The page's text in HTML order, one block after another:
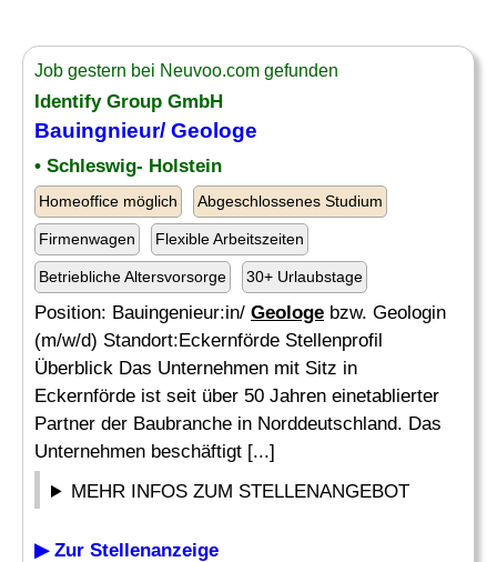
Job gestern bei Neuvoo.com gefunden
Identify Group GmbH
Bauingnieur/ Geologe
• Schleswig- Holstein
Homeoffice möglich Abgeschlossenes Studium
Firmenwagen Flexible Arbeitszeiten
Betriebliche Altersvorsorge 30+ Urlaubstage
Position: Bauingenieur:in/ Geologe bzw. Geologin
(m/w/d) Standort:Eckernförde Stellenprofil
Überblick Das Unternehmen mit Sitz in
Eckernförde ist seit über 50 Jahren einetablierter
Partner der Baubranche in Norddeutschland. Das
Unternehmen beschäftigt [...]
MEHR INFOS ZUM STELLENANGEBOT
▶ Zur Stellenanzeige